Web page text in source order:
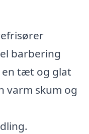
barbering
en tæt og glat
varm skum og